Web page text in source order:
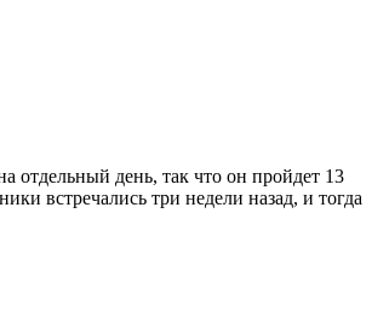
отдельный день, так что он пройдет 13
встречались три недели назад, и тогда